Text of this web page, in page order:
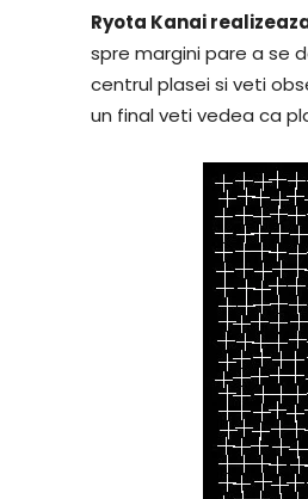
Ryota Kanai
spre margini pare a se
centrul plasei si veti
un final veti vedea ca